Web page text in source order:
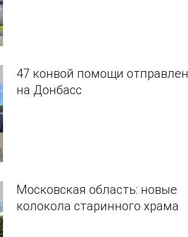
47 конвой помощи отправлен
на Донбасс
Московская область: новые
колокола старинного храма